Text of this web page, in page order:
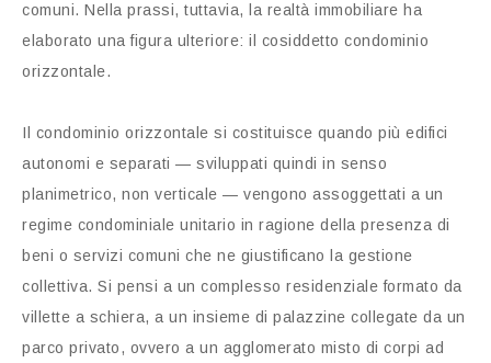
comuni. Nella prassi, tuttavia, la realtà immobiliare ha
elaborato una figura ulteriore: il cosiddetto condominio
orizzontale.
Il condominio orizzontale si costituisce quando più edifici
autonomi e separati — sviluppati quindi in senso
planimetrico, non verticale — vengono assoggettati a un
regime condominiale unitario in ragione della presenza di
beni o servizi comuni che ne giustificano la gestione
collettiva. Si pensi a un complesso residenziale formato da
villette a schiera, a un insieme di palazzine collegate da un
parco privato, ovvero a un agglomerato misto di corpi ad